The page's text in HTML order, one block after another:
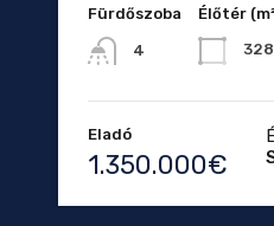
Fürdőszoba
4
Élőtér
328
Eladó
1.350.000€